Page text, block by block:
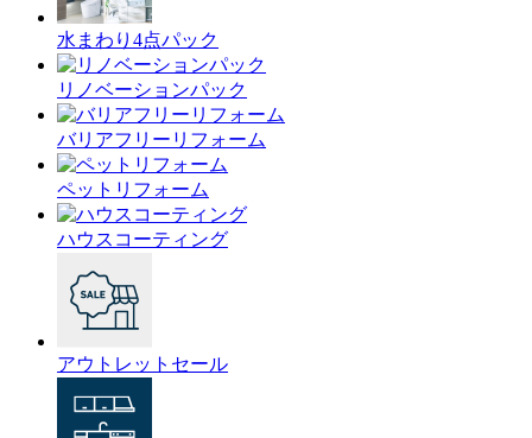
水まわり4点パック
リノベーションパック
バリアフリーリフォーム
ペットリフォーム
ハウスコーティング
アウトレットセール